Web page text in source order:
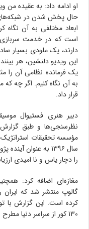
او ادامه داد: به عقیده من
حال پخش شدن در شبکه‌های
ابعاد مختلفی به آن
است که در خدمت سربازی
دارند، یک ملودی بسیار
این ویدیو دلنشین، هر
یک فرمانده نظامی آن را
به آن نگاه کنیم. اگر چه که
قرار داد.
دبیر هنری فستیوال
نظرسنجی‌ها و طبق
مؤسسه تحقیقات
را دچار یاس و نا امیدی
مغازه‌ای اضافه کرد:
گالوپ منتشر شد که ایران
کرده است. این گزارش با
۱۳۰ کور از سراسر دنیا مطرح شده، نتیجه‌گیری شده است.